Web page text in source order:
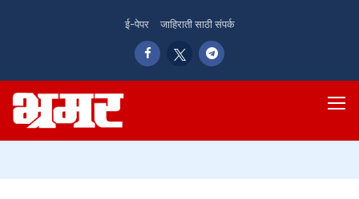
ई-पेपर जाहिराती साठी संपर्क